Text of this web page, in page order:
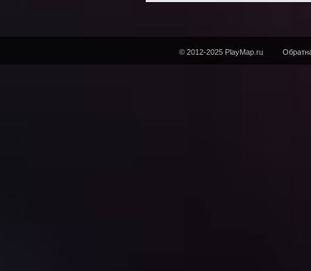
© 2012-2025 PlayMap.ru